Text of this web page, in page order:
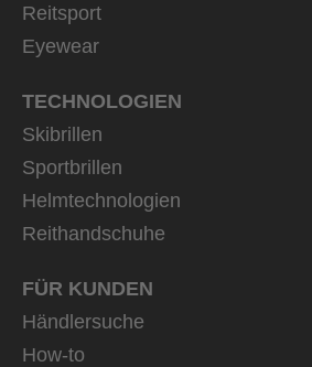
Reitsport
Eyewear
TECHNOLOGIEN
Skibrillen
Sportbrillen
Helmtechnologien
Reithandschuhe
FÜR KUNDEN
Händlersuche
How-to